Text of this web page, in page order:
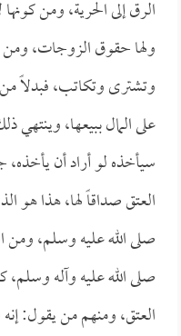
الرق إلى الحرية، ومن
ولها حقوق الزوجات، ومن
وتشترى وتكاتب، فبدلاً
على المال ببيعها،
سيأخذه لو أراد أن
العتق صداقاً لها، هذا هو
صلى الله عليه وسلم، ومن
صلى الله عليه وآله وسلم،
العتق، ومنهم من يقول: